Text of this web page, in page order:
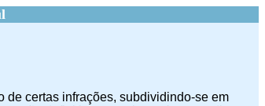
de certas infrações, subdividindo-se em